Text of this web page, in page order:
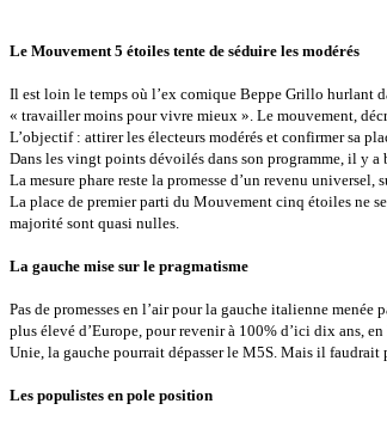
Le Mouvement 5 étoiles tente de séduire les modérés
Il est loin le temps où l’ex comique Beppe Grillo hurlant
« travailler moins pour vivre mieux ». Le mouvement,
L’objectif : attirer les électeurs modérés et confirmer sa
Dans les vingt points dévoilés dans son programme, il y
La mesure phare reste la promesse d’un revenu
La place de premier parti du Mouvement cinq étoiles ne
majorité sont quasi nulles.
La gauche mise sur le pragmatisme
Pas de promesses en l’air pour la gauche italienne
plus élevé d’Europe, pour revenir à 100% d’ici dix ans,
Unie, la gauche pourrait dépasser le M5S. Mais il faudrait
Les populistes en pole position